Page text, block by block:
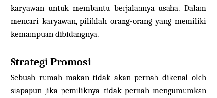
karyawan untuk membantu berjalannya usaha. Dalam
mencari karyawan, pilihlah orang-orang yang memiliki
kemampuan dibidangnya.
Strategi Promosi
Sebuah rumah makan tidak akan pernah dikenal oleh
siapapun jika pemiliknya tidak pernah mengumumkan